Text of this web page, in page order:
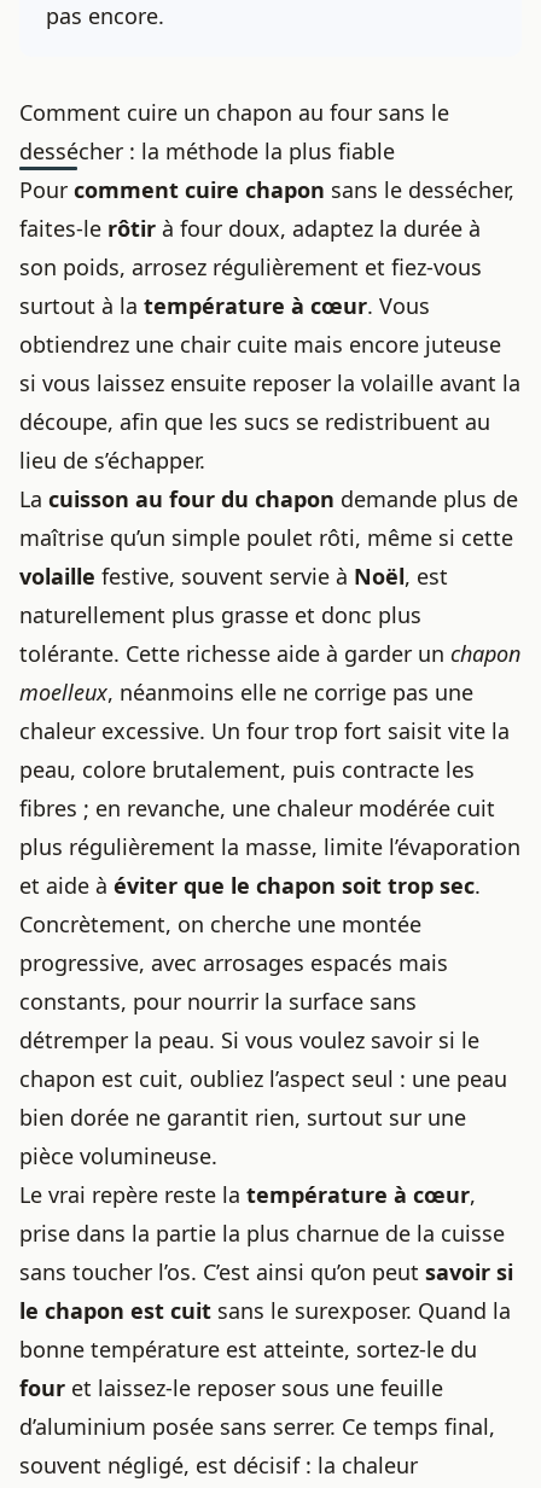
pas encore.
Comment cuire un chapon au four sans le
dessécher : la méthode la plus fiable
Pour comment cuire chapon sans le dessécher,
faites-le rôtir à four doux, adaptez la durée à
son poids, arrosez régulièrement et fiez-vous
surtout à la température à cœur. Vous
obtiendrez une chair cuite mais encore juteuse
si vous laissez ensuite reposer la volaille avant la
découpe, afin que les sucs se redistribuent au
lieu de s’échapper.
La cuisson au four du chapon demande plus de
maîtrise qu’un simple poulet rôti, même si cette
volaille festive, souvent servie à Noël, est
naturellement plus grasse et donc plus
tolérante. Cette richesse aide à garder un chapon
moelleux, néanmoins elle ne corrige pas une
chaleur excessive. Un four trop fort saisit vite la
peau, colore brutalement, puis contracte les
fibres ; en revanche, une chaleur modérée cuit
plus régulièrement la masse, limite l’évaporation
et aide à éviter que le chapon soit trop sec.
Concrètement, on cherche une montée
progressive, avec arrosages espacés mais
constants, pour nourrir la surface sans
détremper la peau. Si vous voulez savoir si le
chapon est cuit, oubliez l’aspect seul : une peau
bien dorée ne garantit rien, surtout sur une
pièce volumineuse.
Le vrai repère reste la température à cœur,
prise dans la partie la plus charnue de la cuisse
sans toucher l’os. C’est ainsi qu’on peut savoir si
le chapon est cuit sans le surexposer. Quand la
bonne température est atteinte, sortez-le du
four et laissez-le reposer sous une feuille
d’aluminium posée sans serrer. Ce temps final,
souvent négligé, est décisif : la chaleur